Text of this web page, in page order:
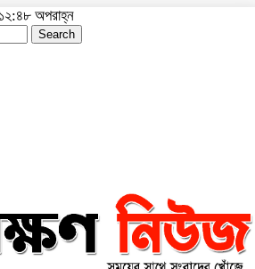
অপরাহ্ন
Search